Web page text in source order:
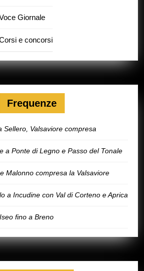
Giornale
e concorsi
Frequenze
Sellero, Valsaviore compresa
a Ponte di Legno e Passo del Tonale
Malonno compresa la Valsaviore
a Incudine con Val di Corteno e Aprica
fino a Breno